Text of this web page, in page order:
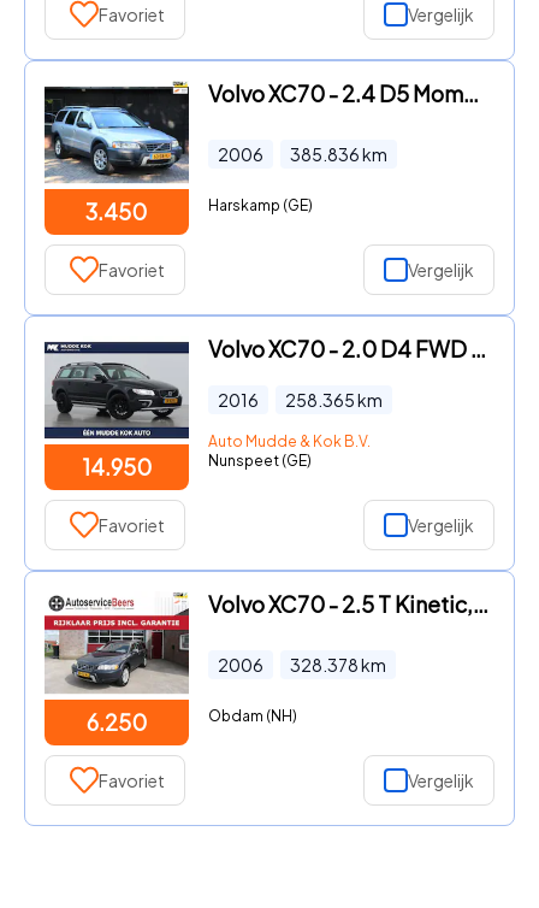
Favoriet Vergelijk
3.450
Volvo XC70 - 2.4 D5 Momentum Camera/Navigatie/Leer/Apk 06-2027
2006 385.836km
Harskamp (GE)
Favoriet Vergelijk
14.950
Volvo XC70 - 2.0 D4 FWD Summum | ACC | Schuif-/kanteldak | Stoelventilati
2016 258.365km
Auto Mudde & Kok B.V.
Nunspeet (GE)
Favoriet Vergelijk
6.250
Volvo XC70 - 2.5 T Kinetic, Zeer netjes, All-seasons, trekhaak, PDC, Crui
2006 328.378km
Obdam (NH)
Favoriet Vergelijk